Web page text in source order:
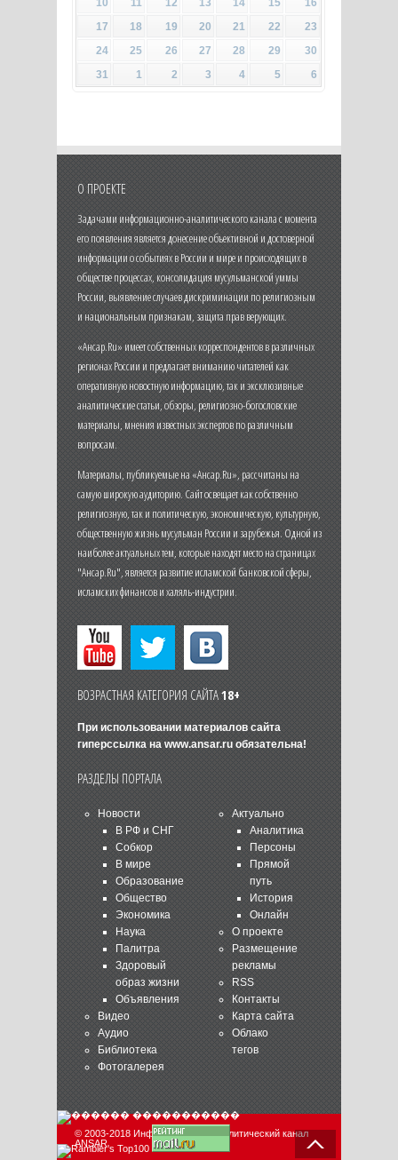
17
18 19 20 21 22
23
24
25 26 27 28 29
30
31
1 2 3 4 5 6
О ПРОЕКТЕ
Задачами информационно-аналитического канала с момента
его появления является донесение объективной и достоверной
информации о событиях в России и мире и происходящих в
обществе процессах, консолидация мусульманской уммы
России, выявление случаев дискриминации по религиозным
и национальным признакам, защита прав верующих.
«Ансар.Ru» имеет собственных корреспондентов в различных
регионах России и предлагает вниманию читателей как
оперативную новостную информацию, так и эксклюзивные
аналитические статьи, обзоры, религиозно-богословские
материалы, мнения известных экспертов по различным
вопросам.
Материалы, публикуемые на «Ансар.Ru», рассчитаны на
самую широкую аудиторию. Сайт освещает как собственно
религиозную, так и политическую, экономическую, культурную,
общественную жизнь мусульман России и зарубежья. Одной из
наиболее актуальных тем, которые находят место на страницах
"Ансар.Ru", является развитие исламской банковской сферы,
исламских финансов и халяль-индустрии.
ВОЗРАСТНАЯ КАТЕГОРИЯ САЙТА18+
При использовании материалов сайта
гиперссылка на www.ansar.ruобязательна!
РАЗДЕЛЫ ПОРТАЛА
Новости
В РФ и СНГ
Собкор
В мире
Образование
Общество
Экономика
Наука
Палитра
Здоровый
образ жизни
Объявления
Видео
Аудио
Библиотека
Фотогалерея
Актуально
Аналитика
Персоны
Прямой
путь
История
Онлайн
О проекте
Размещение
рекламы
RSS
Контакты
Карта сайта
Облако
тегов
© 2003-2018 Информационно-аналитический канал
ANSAR